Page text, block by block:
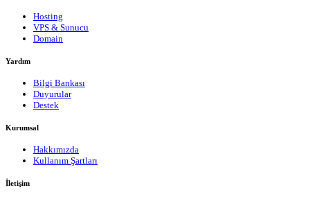
Hosting
VPS & Sunucu
Domain
Yardım
Bilgi Bankası
Duyurular
Destek
Kurumsal
Hakkımızda
Kullanım Şartları
İletişim